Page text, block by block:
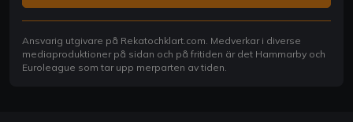
Ansvarig utgivare på Rekatochklart.com. Medverkar i diverse
mediaproduktioner på sidan och på fritiden är det Hammarby och
Euroleague som tar upp merparten av tiden.